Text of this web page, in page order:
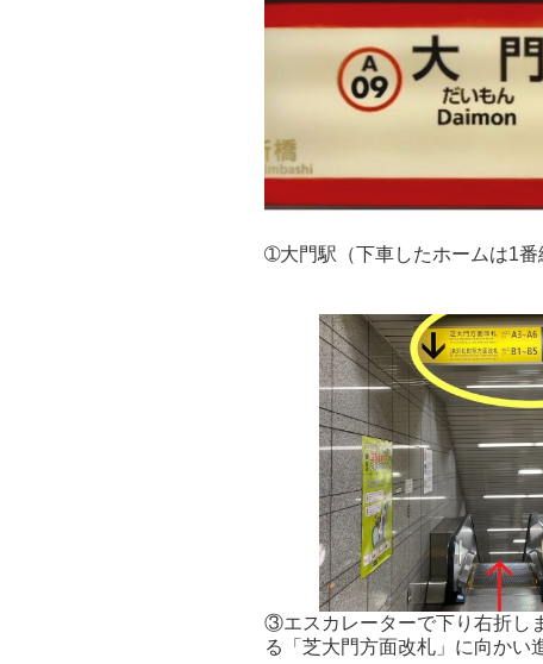
➀大門駅（下車したホームは1番
③エスカレーターで下り右折し
る「芝大門方面改札」に向かい